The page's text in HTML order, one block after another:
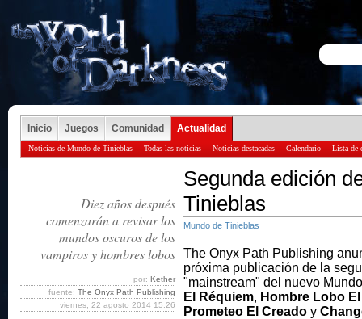
Inicio Juegos Comunidad Actualidad
Noticias de Mundo de Tinieblas Todas las noticias Noticias destacadas Calendario Lista de
Segunda edición
Tinieblas
Mundo de Tinieblas
The Onyx Path Publishing
próxima publicación de la
"mainstream" del nuevo
El Réquiem, Hombre Lobo
Prometeo El Creado y
Diez años después
comenzarán a revisar los
mundos oscuros de los
vampiros y hombres lobos
por: Kether
fuente: The Onyx Path Publishing
viernes, 22 agosto 2014 15:26